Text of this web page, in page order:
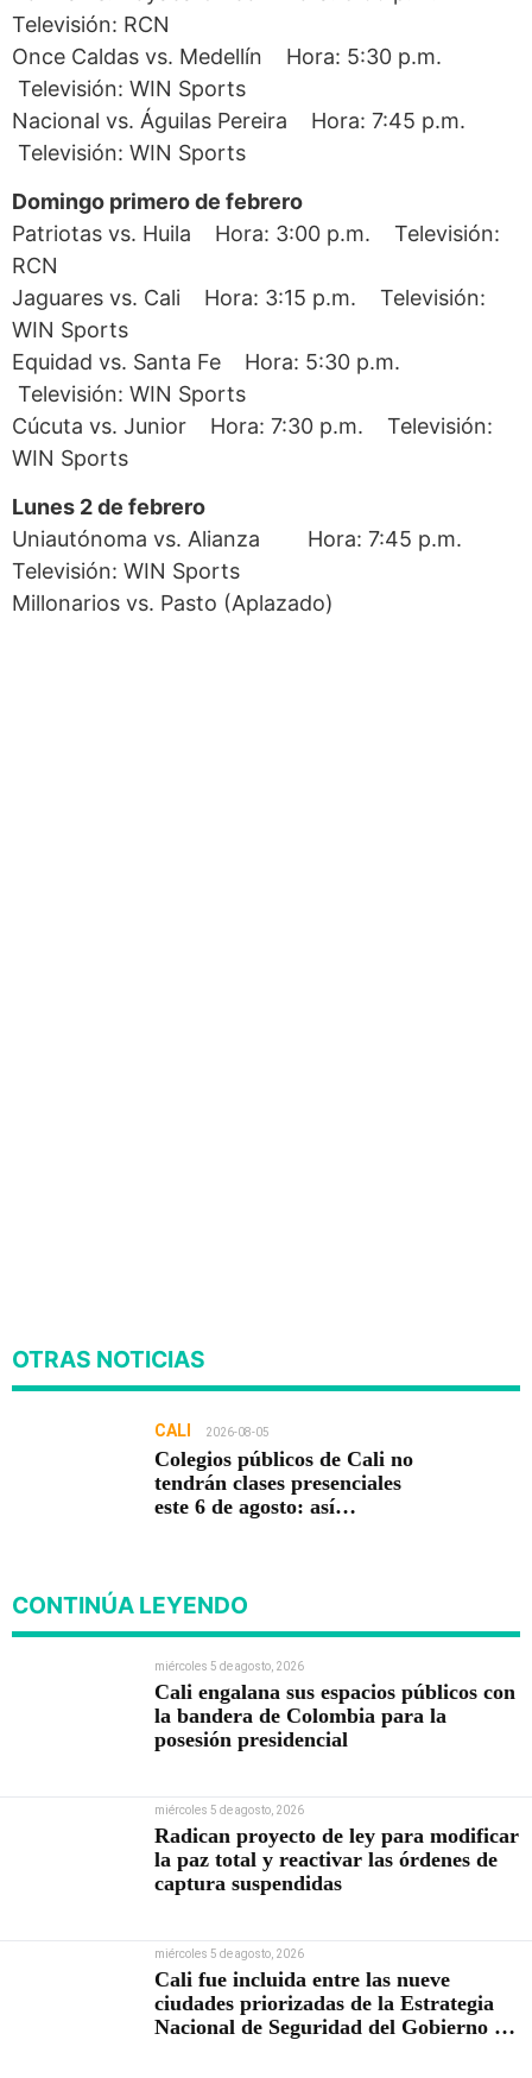
Televisión: RCN
Once Caldas vs. Medellín Hora: 5:30 p.m.
Televisión: WIN Sports
Nacional vs. Águilas Pereira Hora: 7:45 p.m.
Televisión: WIN Sports
Domingo primero de febrero
Patriotas vs. Huila Hora: 3:00 p.m. Televisión:
RCN
Jaguares vs. Cali Hora: 3:15 p.m. Televisión:
WIN Sports
Equidad vs. Santa Fe Hora: 5:30 p.m.
Televisión: WIN Sports
Cúcuta vs. Junior Hora: 7:30 p.m. Televisión:
WIN Sports
Lunes 2 de febrero
Uniautónoma vs. Alianza Hora: 7:45 p.m.
Televisión: WIN Sports
Millonarios vs. Pasto (Aplazado)
OTRAS NOTICIAS
CALI 2026-08-05
Colegios públicos de Cali no
tendrán clases presenciales
este 6 de agosto: así
CONTINÚA LEYENDO
miércoles 5 de agosto, 2026
Cali engalana sus espacios públicos con
la bandera de Colombia para la
posesión presidencial
miércoles 5 de agosto, 2026
Radican proyecto de ley para modificar
la paz total y reactivar las órdenes de
captura suspendidas
miércoles 5 de agosto, 2026
Cali fue incluida entre las nueve
ciudades priorizadas de la Estrategia
Nacional de Seguridad del Gobierno de